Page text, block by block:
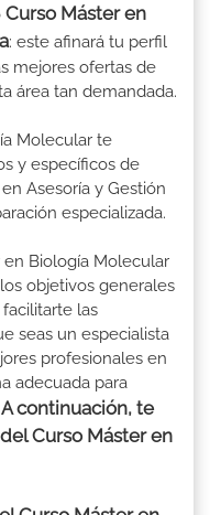
Curso Máster en
: este afinará tu perfil
mejores ofertas de
área tan demandada.
Molecular te
y específicos de
Asesoría y Gestión
especializada.
en Biología Molecular
objetivos generales
las
seas un especialista
profesionales en
adecuada para
A continuación, te
Curso Máster en